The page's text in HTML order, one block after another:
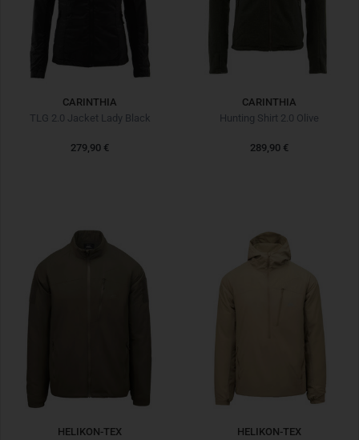
CARINTHIA
TLG 2.0 Jacket Lady Black
279,90 €
CARINTHIA
Hunting Shirt 2.0 Olive
289,90 €
HELIKON-TEX
HELIKON-TEX